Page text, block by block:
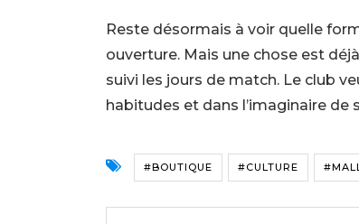
Reste désormais à voir quelle
ouverture. Mais une chose est
suivi les jours de match. Le club
habitudes et dans l’imaginaire de
#BOUTIQUE #CULTURE